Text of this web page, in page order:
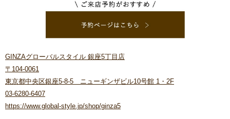
GINZAグローバルスタイル 銀座5丁目店
〒104-0061
東京都中央区銀座5-8-5 ニューギンザビル10号館 1・2F
03-6280-6407
https://www.global-style.jp/shop/ginza5